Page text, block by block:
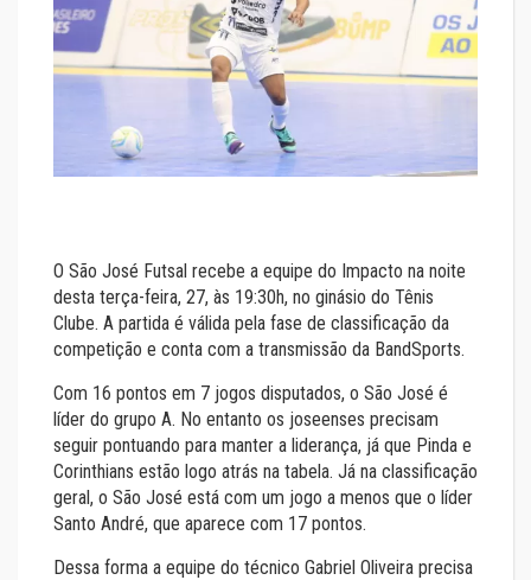
O São José Futsal recebe a equipe do Impacto na noite
desta terça-feira, 27, às 19:30h, no ginásio do Tênis
Clube. A partida é válida pela fase de classificação da
competição e conta com a transmissão da BandSports.
Com 16 pontos em 7 jogos disputados, o São José é
líder do grupo A. No entanto os joseenses precisam
seguir pontuando para manter a liderança, já que Pinda e
Corinthians estão logo atrás na tabela. Já na classificação
geral, o São José está com um jogo a menos que o líder
Santo André, que aparece com 17 pontos.
Dessa forma a equipe do técnico Gabriel Oliveira precisa